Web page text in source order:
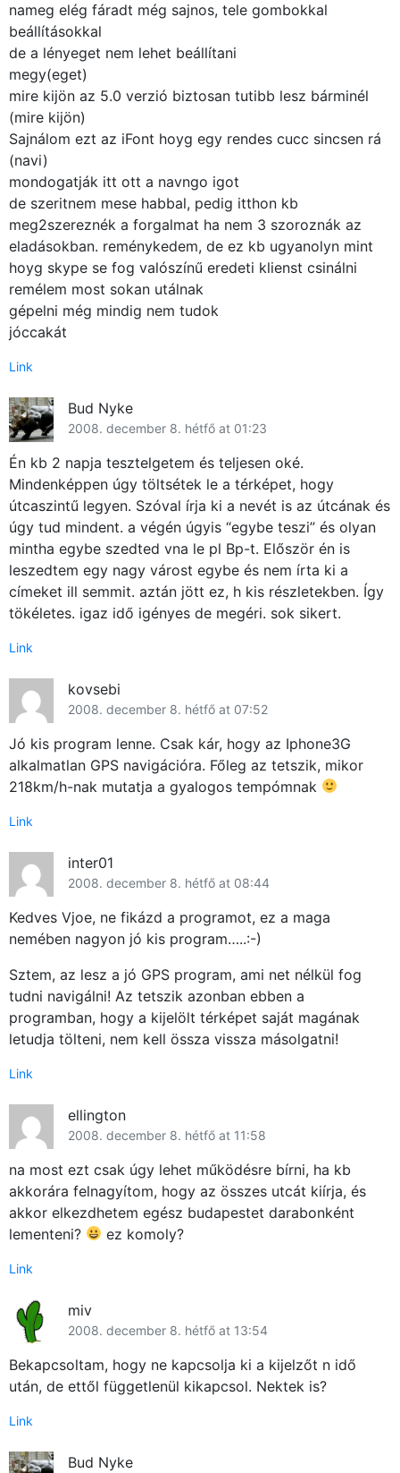
nameg elég fáradt még sajnos, tele gombokkal
beállításokkal
de a lényeget nem lehet beállítani
megy(eget)
mire kijön az 5.0 verzió biztosan tutibb lesz bárminél
(mire kijön)
Sajnálom ezt az iFont hoyg egy rendes cucc sincsen rá
(navi)
mondogatják itt ott a navngo igot
de szeritnem mese habbal, pedig itthon kb
meg2szereznék a forgalmat ha nem 3 szoroznák az
eladásokban. reménykedem, de ez kb ugyanolyn mint
hoyg skype se fog valószínű eredeti klienst csinálni
remélem most sokan utálnak
gépelni még mindig nem tudok
jóccakát
Link
Bud Nyke
2008. december 8. hétfő at 01:23
Én kb 2 napja tesztelgetem és teljesen oké.
Mindenképpen úgy töltsétek le a térképet, hogy
útcaszintű legyen. Szóval írja ki a nevét is az útcának és
úgy tud mindent. a végén úgyis “egybe teszi” és olyan
mintha egybe szedted vna le pl Bp-t. Először én is
leszedtem egy nagy várost egybe és nem írta ki a
címeket ill semmit. aztán jött ez, h kis részletekben. Így
tökéletes. igaz idő igényes de megéri. sok sikert.
Link
kovsebi
2008. december 8. hétfő at 07:52
Jó kis program lenne. Csak kár, hogy az Iphone3G
alkalmatlan GPS navigációra. Főleg az tetszik, mikor
218km/h-nak mutatja a gyalogos tempómnak
Link
inter01
2008. december 8. hétfő at 08:44
Kedves Vjoe, ne fikázd a programot, ez a maga
nemében nagyon jó kis program…..:-)
Sztem, az lesz a jó GPS program, ami net nélkül fog
tudni navigálni! Az tetszik azonban ebben a
programban, hogy a kijelölt térképet saját magának
letudja tölteni, nem kell össza vissza másolgatni!
Link
ellington
2008. december 8. hétfő at 11:58
na most ezt csak úgy lehet működésre bírni, ha kb
akkorára felnagyítom, hogy az összes utcát kiírja, és
akkor elkezdhetem egész budapestet darabonként
lementeni?
ez komoly?
Link
miv
2008. december 8. hétfő at 13:54
Bekapcsoltam, hogy ne kapcsolja ki a kijelzőt n idő
után, de ettől függetlenül kikapcsol. Nektek is?
Link
Bud Nyke